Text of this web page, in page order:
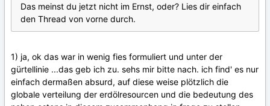
Das meinst du jetzt nicht im Ernst, oder? Lies dir einfach
den Thread von vorne durch.
1) ja, ok das war in wenig fies formuliert und unter der
gürtellinie ...das geb ich zu. sehs mir bitte nach. ich find' es nur
einfach dermaßen absurd, auf diese weise plötzlich die
globale verteilung der erdölresourcen und die bedeutung des